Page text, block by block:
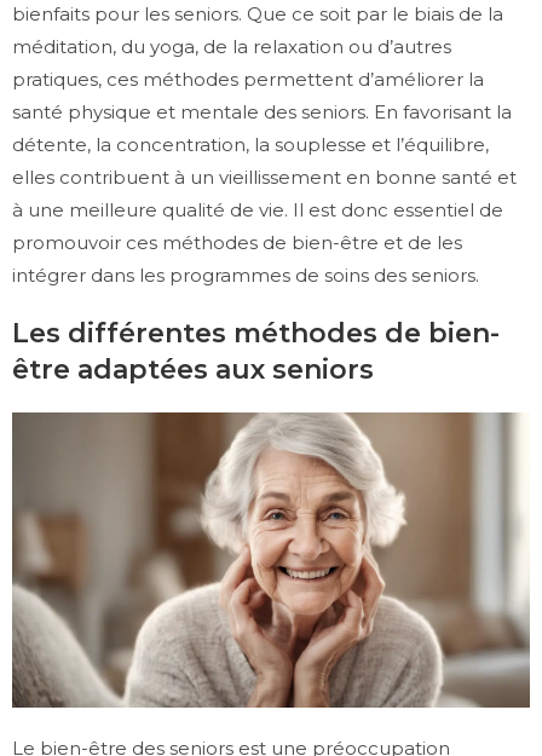
bienfaits pour les seniors. Que ce soit par le biais de la
méditation, du yoga, de la relaxation ou d’autres
pratiques, ces méthodes permettent d’améliorer la
santé physique et mentale des seniors. En favorisant la
détente, la concentration, la souplesse et l’équilibre,
elles contribuent à un vieillissement en bonne santé et
à une meilleure qualité de vie. Il est donc essentiel de
promouvoir ces méthodes de bien-être et de les
intégrer dans les programmes de soins des seniors.
Les différentes méthodes de bien-
être adaptées aux seniors
Le bien-être des seniors est une préoccupation